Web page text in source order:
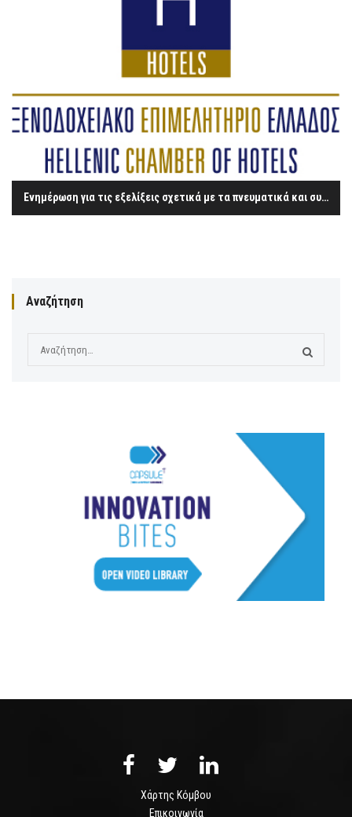
Ενημέρωση για τις εξελίξεις σχετικά με τα πνευματικά και συγγενικά δικαιώματα – η περίπτωση του ΟΣΔ «ΔΙΑΣ»
Αναζήτηση
Χάρτης Κόμβου
Επικοινωνία